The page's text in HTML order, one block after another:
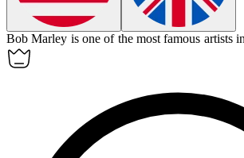
Bob Marley is one of the most famous artists